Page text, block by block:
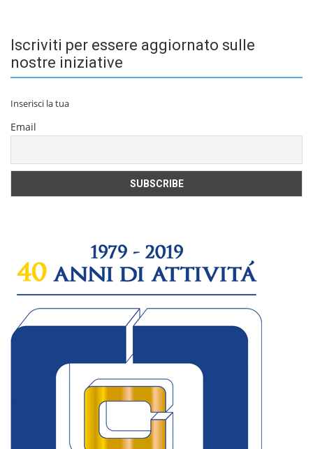
Iscriviti per essere aggiornato sulle
nostre iniziative
Inserisci la tua
Email